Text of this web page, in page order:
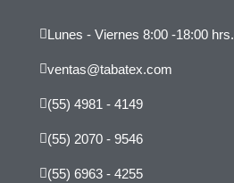
Lunes - Viernes 8:00 -18:00 hrs.
ventas@tabatex.com
(55) 4981 - 4149
(55) 2070 - 9546
(55) 6963 - 4255